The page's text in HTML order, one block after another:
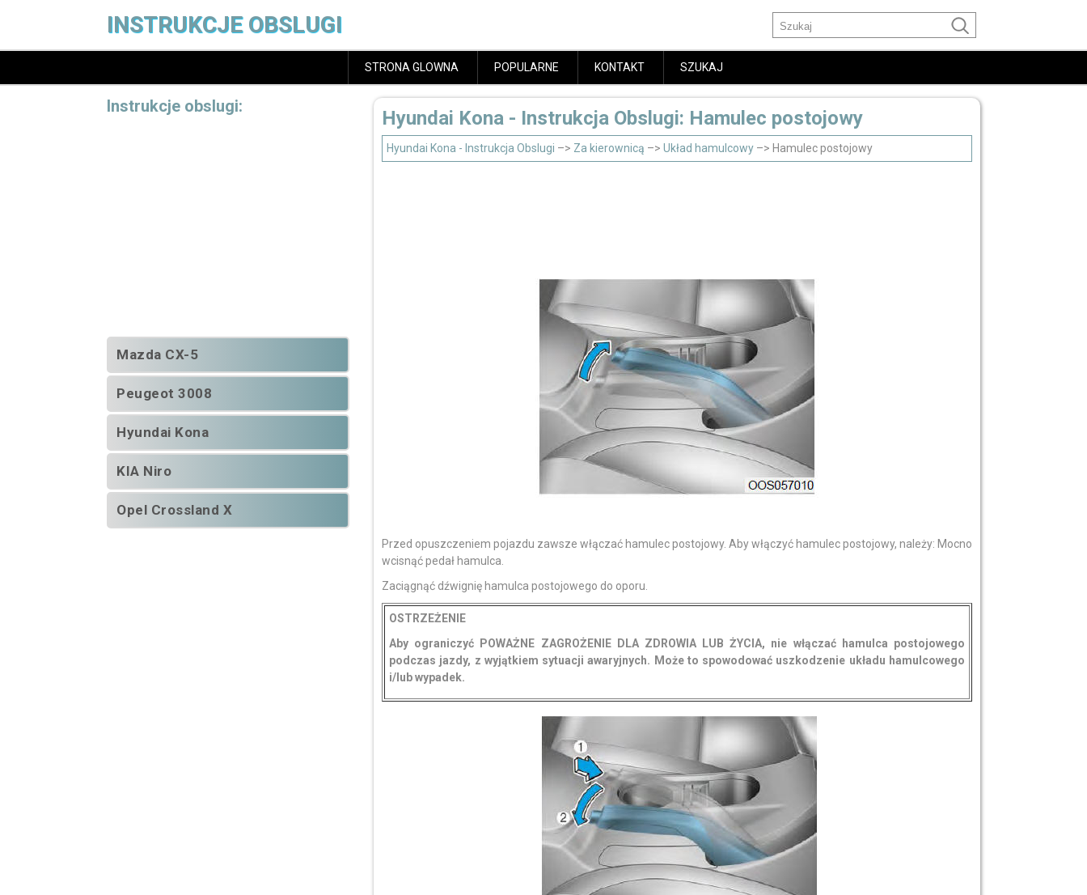
INSTRUKCJE OBSLUGI
STRONA GLOWNA POPULARNE KONTAKT SZUKAJ
Hyundai Kona - Instrukcja Obslugi: Hamulec postojowy
Hyundai Kona - Instrukcja Obslugi –> Za kierownicą –> Układ hamulcowy –> Hamulec postojowy
Przed opuszczeniem pojazdu zawsze włączać hamulec postojowy. Aby włączyć hamulec postojowy, należy: Mocno
wcisnąć pedał hamulca.
Zaciągnąć dźwignię hamulca postojowego do oporu.
OSTRZEŻENIE
Aby ograniczyć POWAŻNE ZAGROŻENIE DLA ZDROWIA LUB ŻYCIA, nie włączać hamulca postojowego
podczas jazdy, z wyjątkiem sytuacji awaryjnych. Może to spowodować uszkodzenie układu hamulcowego
i/lub wypadek.
Instrukcje obslugi:
Mazda CX-5
Peugeot 3008
Hyundai Kona
KIA Niro
Opel Crossland X